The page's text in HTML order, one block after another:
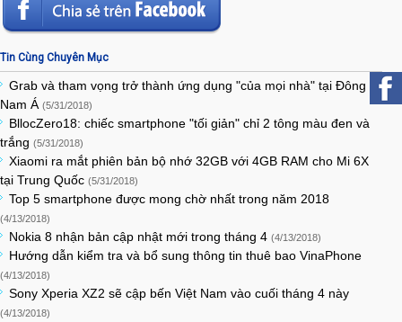
Tin Cùng Chuyên Mục
Grab và tham vọng trở thành ứng dụng "của mọi nhà" tại Đông
Nam Á (5/31/2018)
BllocZero18: chiếc smartphone "tối giản" chỉ 2 tông màu đen và
trắng (5/31/2018)
Xiaomi ra mắt phiên bản bộ nhớ 32GB với 4GB RAM cho Mi 6X
tại Trung Quốc (5/31/2018)
Top 5 smartphone được mong chờ nhất trong năm 2018
(4/13/2018)
Nokia 8 nhận bản cập nhật mới trong tháng 4 (4/13/2018)
Hướng dẫn kiểm tra và bổ sung thông tin thuê bao VinaPhone
(4/13/2018)
Sony Xperia XZ2 sẽ cập bến Việt Nam vào cuối tháng 4 này
(4/13/2018)